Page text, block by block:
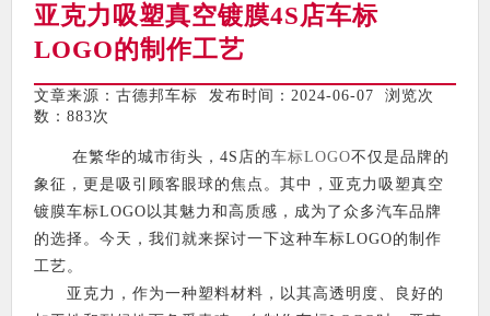
亚克力吸塑真空镀膜4S店车标
LOGO的制作工艺
文章来源：古德邦车标 发布时间：2024-06-07 浏览次
数： 883次
在繁华的城市街头，4S店的车标LOGO不仅是品牌的
象征，更是吸引顾客眼球的焦点。其中，亚克力吸塑真空
镀膜车标LOGO以其魅力和高质感，成为了众多汽车品牌
的选择。今天，我们就来探讨一下这种车标LOGO的制作
工艺。
亚克力，作为一种塑料材料，以其高透明度、良好的